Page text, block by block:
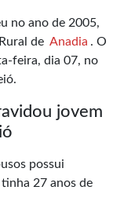
no ano de 2005,
de Anadia . O
feira, dia 07, no
jovem
possui
27 anos de